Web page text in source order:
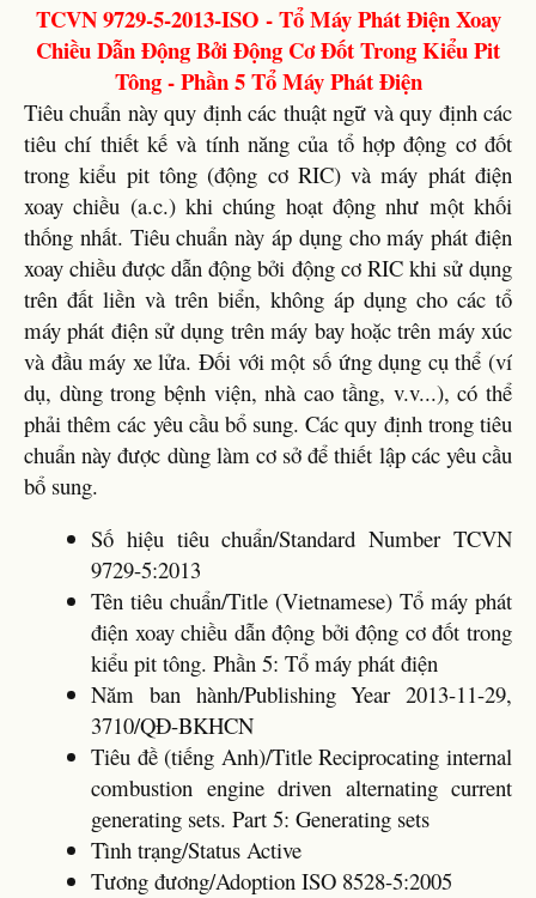
TCVN 9729-5-2013-ISO - Tổ Máy Phát Điện Xoay
Chiều Dẫn Động Bởi Động Cơ Đốt Trong Kiểu Pit
Tông - Phần 5 Tổ Máy Phát Điện
Tiêu chuẩn này quy định các thuật ngữ và quy định các
tiêu chí thiết kế và tính năng của tổ hợp động cơ đốt
trong kiểu pit tông (động cơ RIC) và máy phát điện
xoay chiều (a.c.) khi chúng hoạt động như một khối
thống nhất. Tiêu chuẩn này áp dụng cho máy phát điện
xoay chiều được dẫn động bởi động cơ RIC khi sử dụng
trên đất liền và trên biển, không áp dụng cho các tổ
máy phát điện sử dụng trên máy bay hoặc trên máy xúc
và đầu máy xe lửa. Đối với một số ứng dụng cụ thể (ví
dụ, dùng trong bệnh viện, nhà cao tầng, v.v...), có thể
phải thêm các yêu cầu bổ sung. Các quy định trong tiêu
chuẩn này được dùng làm cơ sở để thiết lập các yêu cầu
bổ sung.
Số hiệu tiêu chuẩn/Standard Number TCVN
9729-5:2013
Tên tiêu chuẩn/Title (Vietnamese) Tổ máy phát
điện xoay chiều dẫn động bởi động cơ đốt trong
kiểu pit tông. Phần 5: Tổ máy phát điện
Năm ban hành/Publishing Year 2013-11-29,
3710/QĐ-BKHCN
Tiêu đề (tiếng Anh)/Title Reciprocating internal
combustion engine driven alternating current
generating sets. Part 5: Generating sets
Tình trạng/Status Active
Tương đương/Adoption ISO 8528-5:2005